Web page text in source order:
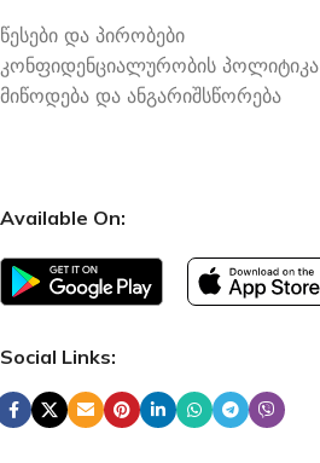
წესები და პირობები
კონფიდენციალურობის პოლიტიკა
მიწოდება და ანგარიშსწორება
Available On:
Social Links: